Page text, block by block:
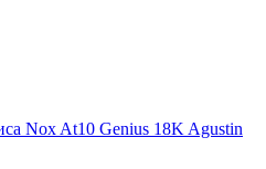
Nox At10 Genius 18K Agustin